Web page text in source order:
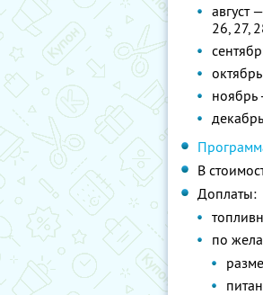
август
26, 27,
ноябрь
В
Доплаты:
по